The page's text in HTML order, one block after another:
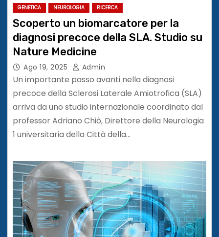
GENETICA NEUROLOGIA RICERCA
Scoperto un biomarcatore per la
diagnosi precoce della SLA. Studio su
Nature Medicine
Ago 19, 2025 Admin
Un importante passo avanti nella diagnosi
precoce della Sclerosi Laterale Amiotrofica (SLA)
arriva da uno studio internazionale coordinato dal
professor Adriano Chiò, Direttore della Neurologia
1 universitaria della Città della…